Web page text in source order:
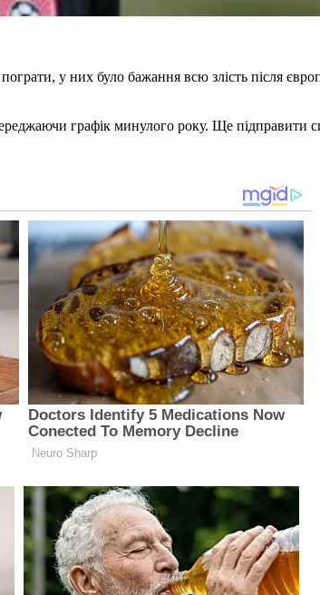
у них було бажання всю злість після
графік минулого року. Ще підправити